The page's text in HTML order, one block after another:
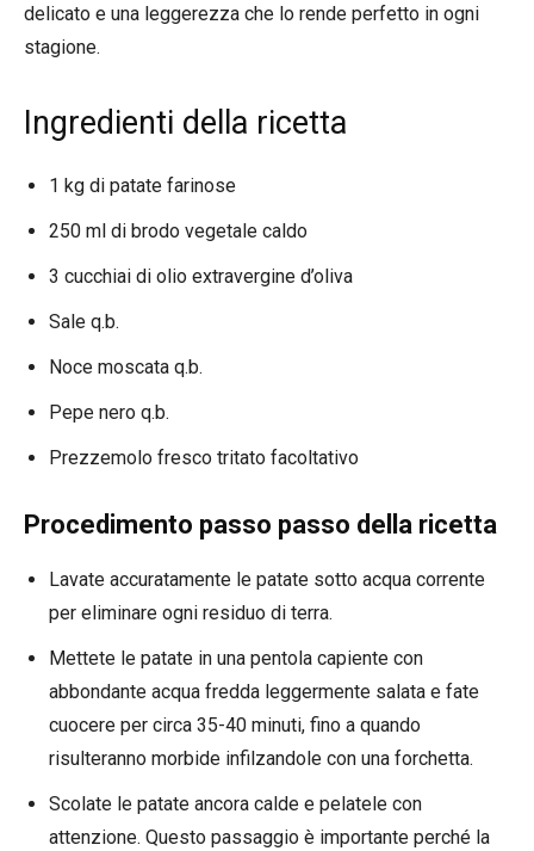
delicato e una leggerezza che lo rende perfetto in ogni
stagione.
Ingredienti della ricetta
1 kg di patate farinose
250 ml di brodo vegetale caldo
3 cucchiai di olio extravergine d’oliva
Sale q.b.
Noce moscata q.b.
Pepe nero q.b.
Prezzemolo fresco tritato facoltativo
Procedimento passo passo della ricetta
Lavate accuratamente le patate sotto acqua corrente
per eliminare ogni residuo di terra.
Mettete le patate in una pentola capiente con
abbondante acqua fredda leggermente salata e fate
cuocere per circa 35-40 minuti, fino a quando
risulteranno morbide infilzandole con una forchetta.
Scolate le patate ancora calde e pelatele con
attenzione. Questo passaggio è importante perché la